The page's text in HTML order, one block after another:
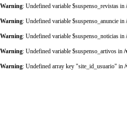
Warning: Undefined variable $suspenso_revistas in
Warning: Undefined variable $suspenso_anuncie in
Warning: Undefined variable $suspenso_noticias in
Warning: Undefined variable $suspenso_artivos in /
Warning: Undefined array key "site_id_usuario" in